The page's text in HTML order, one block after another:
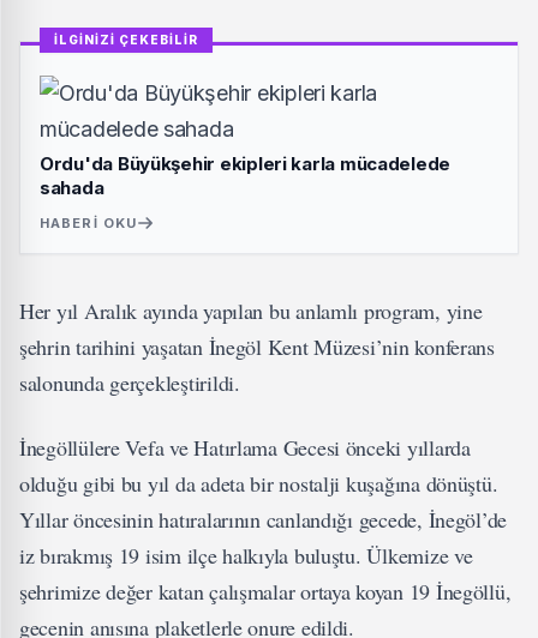
İLGİNİZİ ÇEKEBİLİR
Ordu'da Büyükşehir ekipleri karla mücadelede
sahada
HABERI OKU
Her yıl Aralık ayında yapılan bu anlamlı program, yine
şehrin tarihini yaşatan İnegöl Kent Müzesi’nin konferans
salonunda gerçekleştirildi.
İnegöllülere Vefa ve Hatırlama Gecesi önceki yıllarda
olduğu gibi bu yıl da adeta bir nostalji kuşağına dönüştü.
Yıllar öncesinin hatıralarının canlandığı gecede, İnegöl’de
iz bırakmış 19 isim ilçe halkıyla buluştu. Ülkemize ve
şehrimize değer katan çalışmalar ortaya koyan 19 İnegöllü,
gecenin anısına plaketlerle onure edildi.